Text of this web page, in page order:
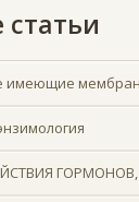
имеющие